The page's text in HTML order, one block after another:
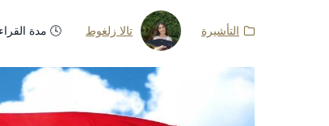
التأشيرة تالا زلغوط 🕓 مدة القراءة 6